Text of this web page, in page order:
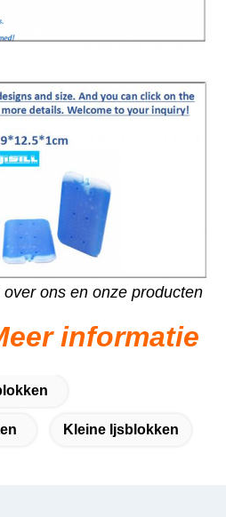
ons en onze producten
informatie
Kleine Ijsblokken